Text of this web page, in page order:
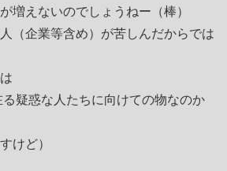
増えないのでしょうねー（棒）
（企業等含め）が苦しんだからでは
疑惑な人たちに向けての物なのか
けど）